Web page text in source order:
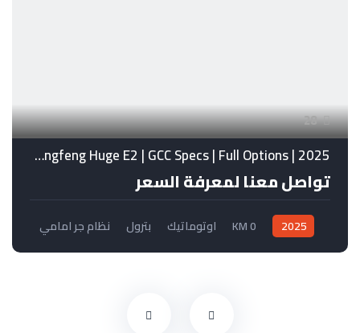
28
Dongfeng Huge E2 | GCC Specs | Full Options | 2025
تواصل معنا لمعرفة السعر
2025
0 KM اوتوماتيك بترول نظام جر امامي